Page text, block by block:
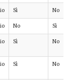
Sì No
No Sì
Sì No
Sì No